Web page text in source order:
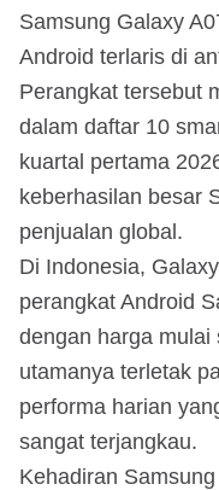
Samsung Galaxy
Android terlaris di
Perangkat tersebut
dalam daftar 10
kuartal pertama
keberhasilan besar
penjualan global.
Di Indonesia,
perangkat Android
dengan harga mulai
utamanya terletak
performa harian
sangat terjangkau.
Kehadiran